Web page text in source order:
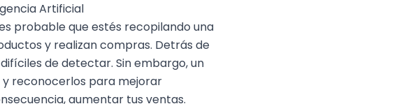
Artificial
probable que estés recopilando una
y realizan compras. Detrás de
de detectar. Sin embargo, un
reconocerlos para mejorar
aumentar tus ventas.